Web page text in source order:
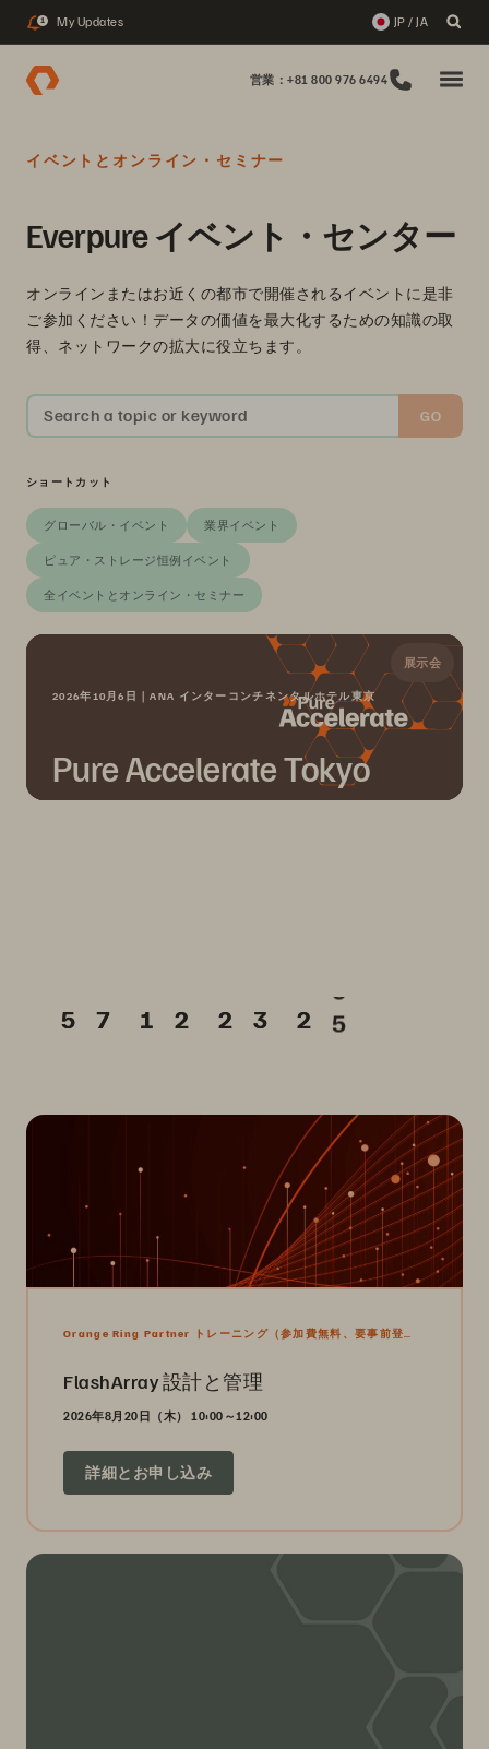
1 My Updates JP / JA
営業：+81 800 976 6494
イベントとオンライン・セミナー
Everpure イベント・センター
オンラインまたはお近くの都市で開催されるイベントに是非
ご参加ください！データの価値を最大化するための知識の取
得、ネットワークの拡大に役立ちます。
Search a topic or keyword GO
ショートカット
グローバル・イベント 業界イベント
ピュア・ストレージ恒例イベント
全イベントとオンライン・セミナー
展示会
2026年10月6日｜ANA インターコンチネンタルホテル東京
Pure Accelerate Tokyo
Orange Ring Partner トレーニング（参加費無料、要事前登
FlashArray 設計と管理
2026年8月20日（木） 10:00～12:00
詳細とお申し込み